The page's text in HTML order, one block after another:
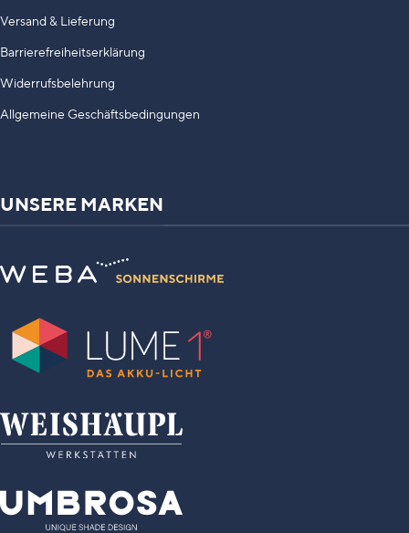
Versand & Lieferung
Barrierefreiheitserklärung
Widerrufsbelehrung
Allgemeine Geschäftsbedingungen
UNSERE MARKEN